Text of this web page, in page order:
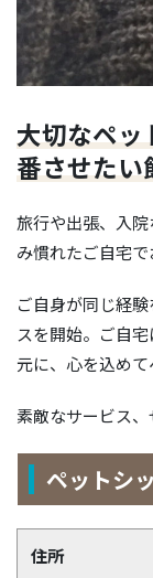
大切なペッ
番させたい
旅行や出張、入
み慣れたご自宅
ご自身が同じ経
スを開始。ご自
元に、心を込めて
素敵なサービス、
ペットシ
住所